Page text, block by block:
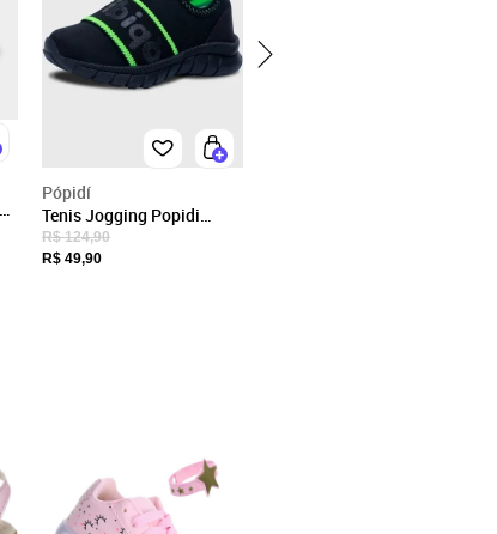
Pópidí
Tenis Jogging Popidi
Infantil Preto com Verde
R$ 124,90
R$ 49,90